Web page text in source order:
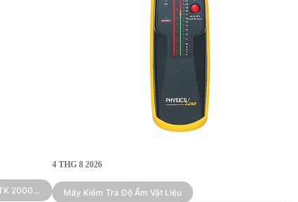
2000
4 THG 8 2026
Máy Kiểm Tra Độ Ẩm Vật Liệu